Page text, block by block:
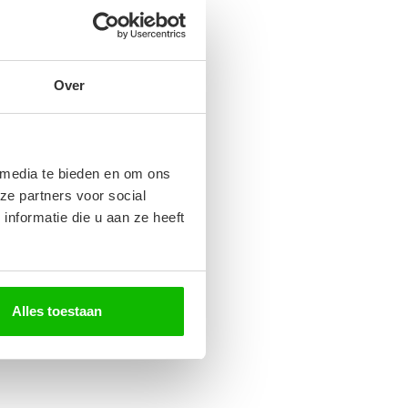
Over
te bieden en om ons
partners voor social
die u aan ze heeft
Alles toestaan